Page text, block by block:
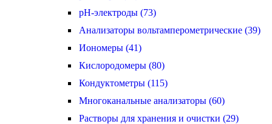
pH-электроды (73)
Анализаторы вольтамперометрические (39)
Иономеры (41)
Кислородомеры (80)
Кондуктометры (115)
Многоканальные анализаторы (60)
Растворы для хранения и очистки (29)